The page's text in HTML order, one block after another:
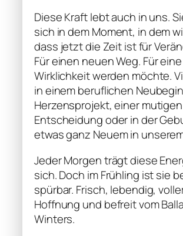
Diese Kraft lebt auch in uns.
sich in dem Moment, in dem
dass jetzt die Zeit ist für
Für einen neuen Weg. Für
Wirklichkeit werden möchte.
in einem beruflichen
Herzensprojekt, einer mutigen
Entscheidung oder in der
etwas ganz Neuem in
Jeder Morgen trägt diese
sich. Doch im Frühling ist sie
spürbar. Frisch, lebendig,
Hoffnung und befreit vom
Winters.